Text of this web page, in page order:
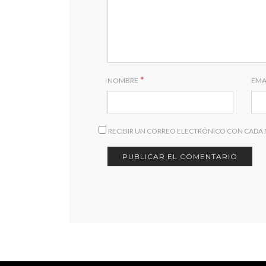
NOMBRE *
RECIBIR UN CORREO ELECTRÓNICO CON CADA